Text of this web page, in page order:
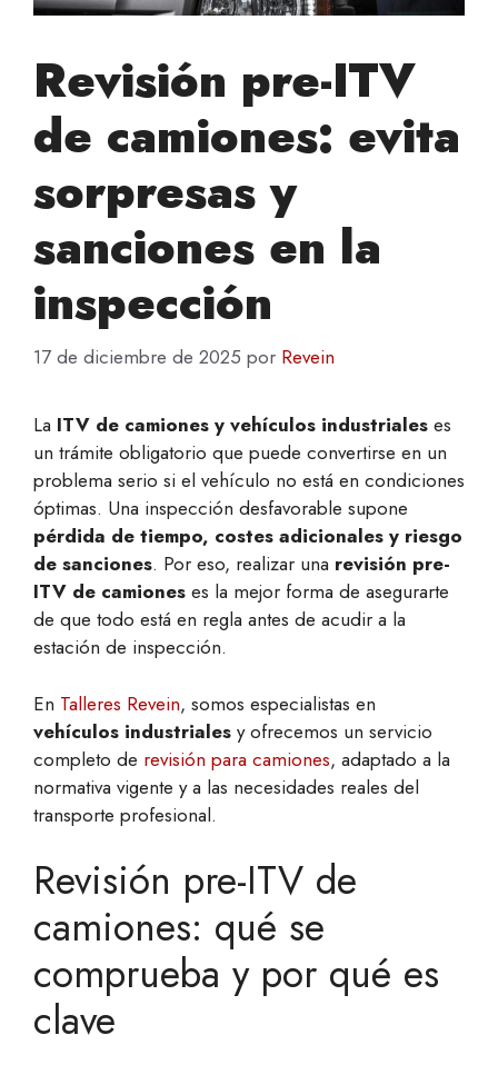
Revisión pre-ITV
de camiones: evita
sorpresas y
sanciones en la
inspección
17 de diciembre de 2025 por Revein
La ITV de camiones y vehículos industriales es
un trámite obligatorio que puede convertirse en un
problema serio si el vehículo no está en condiciones
óptimas. Una inspección desfavorable supone
pérdida de tiempo, costes adicionales y riesgo
de sanciones. Por eso, realizar una revisión pre-
ITV de camiones es la mejor forma de asegurarte
de que todo está en regla antes de acudir a la
estación de inspección.
En Talleres Revein, somos especialistas en
vehículos industriales y ofrecemos un servicio
completo de revisión para camiones, adaptado a la
normativa vigente y a las necesidades reales del
transporte profesional.
Revisión pre-ITV de
camiones: qué se
comprueba y por qué es
clave